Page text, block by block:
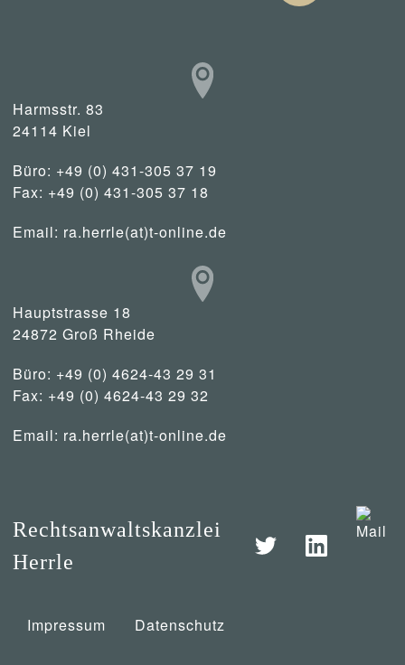
Harmsstr. 83
24114 Kiel
Büro: +49 (0) 431-305 37 19
Fax: +49 (0) 431-305 37 18
Email: ra.herrle(at)t-online.de
Hauptstrasse 18
24872 Groß Rheide
Büro: +49 (0) 4624-43 29 31
Fax: +49 (0) 4624-43 29 32
Email: ra.herrle(at)t-online.de
Rechtsanwaltskanzlei
Herrle
Impressum Datenschutz